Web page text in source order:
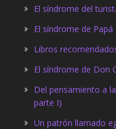
El síndrome del
El síndrome de Papá
Libros
El síndrome de Don
Del pensamiento a
parte I)
Un patrón llamado